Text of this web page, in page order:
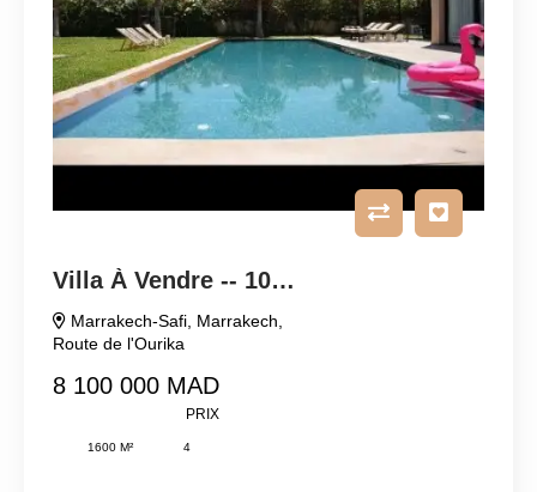
Villa À Vendre -- 10 Km De Marrakech
Marrakech-Safi Marrakech
Route de l'Ourika
8 100 000 MAD
PRIX
1600 M² 4